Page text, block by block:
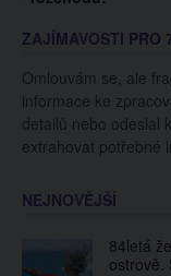
pomluvy i
sociálních sítích
ZAJÍMAVOSTI PRO
Omlouvám se, ale
informace ke
detailů nebo odeslal
extrahovat potřebné
NEJNOVĚJŠÍ
84letá
ostrově.